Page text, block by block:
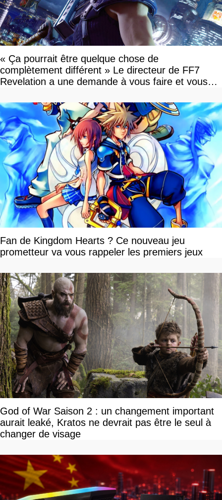
« Ça pourrait être quelque chose de
complètement différent » Le directeur de FF7
Revelation a une demande à vous faire et vous
Fan de Kingdom Hearts ? Ce nouveau jeu
prometteur va vous rappeler les premiers jeux
God of War Saison 2 : un changement important
aurait leaké, Kratos ne devrait pas être le seul à
changer de visage